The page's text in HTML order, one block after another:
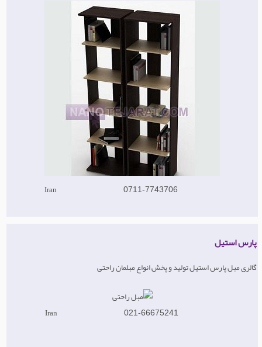
Iran 0711-7743706
پارس استیل
گالری مبل پارس استیل تولید و پخش انواع مبلمان راحتی
Iran 021-66675241